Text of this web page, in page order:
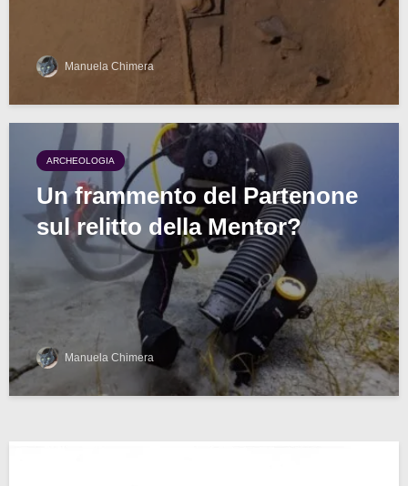
Manuela Chimera
ARCHEOLOGIA
Un frammento del Partenone
sul relitto della Mentor?
Manuela Chimera